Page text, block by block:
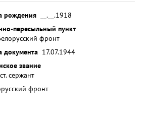
рождения
__.__.1918
пересыльный пункт
фронт
документа 17.07.1944
звание
сержант
фронт